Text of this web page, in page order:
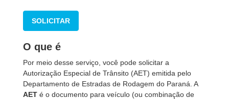
SOLICITAR
O que é
Por meio desse serviço, você pode solicitar a
Autorização Especial de Trânsito (AET) emitida pelo
Departamento de Estradas de Rodagem do Paraná. A
AET é o documento para veículo (ou combinação de